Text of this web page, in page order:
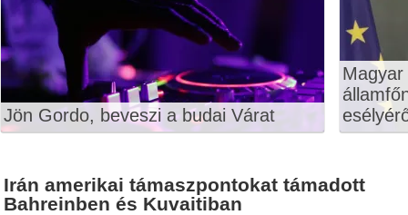
Jön Gordo, beveszi a budai Várat
Irán amerikai támaszpontokat támadott
Bahreinben és Kuvaitiban